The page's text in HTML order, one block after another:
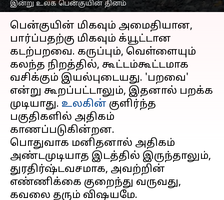
இன்று உலக பென்குயின் தினம்
செய்தி முன்னோட்டம்
பென்குயின் மிகவும் அமைதியான,
பார்ப்பதற்கு மிகவும் க்யூட்டான
கடற்பறவை. கருப்பும், வெள்ளையும்
கலந்த நிறத்தில், கூட்டம்கூட்டமாக
வசிக்கும் இயல்புடையது. 'பறவை'
என்று கூறப்பட்டாலும், இதனால் பறக்க
முடியாது. உலகின் குளிர்ந்த
பகுதிகளில் அதிகம்
காணப்படுகின்றன.
பொதுவாக மனிதனால் அதிகம்
அண்டமுடியாத இடத்தில் இருந்தாலும்,
துரதிர்ஷ்டவசமாக, அவற்றின்
எண்ணிக்கை குறைந்து வருவது,
கவலை தரும் விஷயமே.